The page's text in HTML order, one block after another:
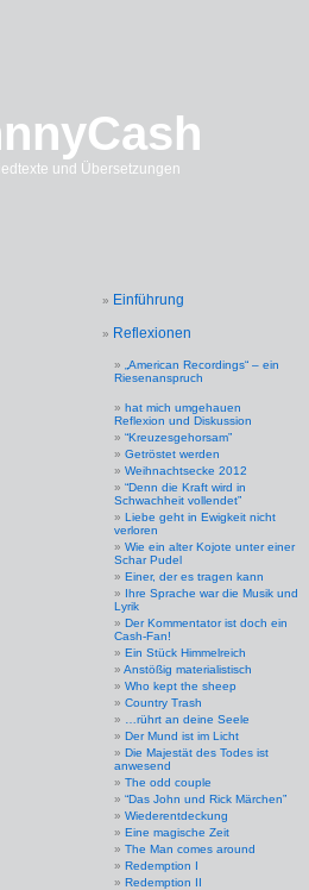
und Übersetzungen
Einführung
Reflexionen
„American Recordings“ – ein
Riesenanspruch
hat mich umgehauen
Reflexion und Diskussion
“Kreuzesgehorsam”
Getröstet werden
Weihnachtsecke 2012
“Denn die Kraft wird in
Schwachheit vollendet”
Liebe geht in Ewigkeit nicht
verloren
Wie ein alter Kojote unter einer
Schar Pudel
Einer, der es tragen kann
Ihre Sprache war die Musik und
Lyrik
Der Kommentator ist doch ein
Cash-Fan!
Ein Stück Himmelreich
Anstößig materialistisch
Who kept the sheep
Country Trash
…rührt an deine Seele
Der Mund ist im Licht
Die Majestät des Todes ist
anwesend
The odd couple
“Das John und Rick Märchen”
Wiederentdeckung
Eine magische Zeit
The Man comes around
Redemption I
Redemption II